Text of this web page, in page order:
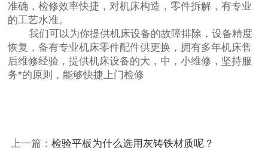
准确，检修效率快捷，对机床构造，零件拆解，有专业
的工艺水准。
我们可以为你提供机床设备的故障排除，设备精度
恢复，备有专业机床零件配件供更换，拥有多年机床售
后维修经验，提供机床设备的大，中，小维修，坚持服
务*的原则，能够快捷上门检修
上一篇： 检验平板为什么选用灰铸铁材质呢？